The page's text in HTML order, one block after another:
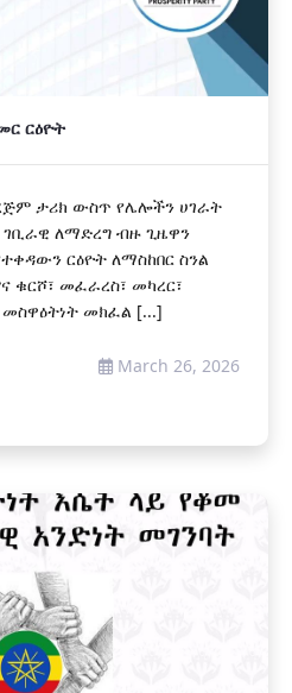
ርዕዮት
ታሪክ ውስጥ የሌሎችን ሀገራት
ገቢራዊ ለማድረግ ብዙ ጊዜዋን
ርዕዮት ለማስከበር ስንል
ቁርሾ፣ መፈራረስ፣ መካረር፣
መክፈል [...]
March 26, 2026